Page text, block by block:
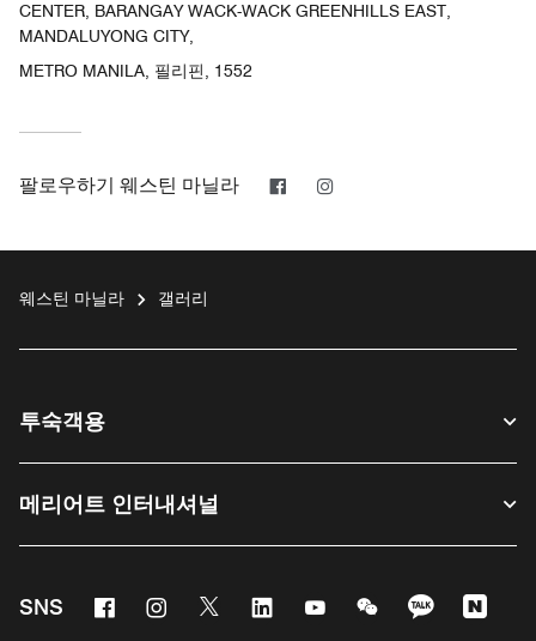
CENTER, BARANGAY WACK-WACK GREENHILLS EAST,
MANDALUYONG CITY,
METRO MANILA, 필리핀, 1552
팔로우하기 웨스틴 마닐라 페이스북
웨스틴 마닐라 갤러리
투숙객용
메리어트 인터내셔널
SNS FacebookInstagram
Twitter LinkedinYoutubeWeChatKaKao